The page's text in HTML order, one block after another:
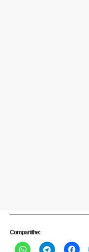
Compartilhe: